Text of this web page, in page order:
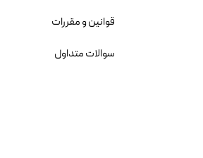
قوانین و مقررات
سوالات متداول